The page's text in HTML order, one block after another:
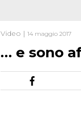
Video | 14 maggio 2017
… e sono